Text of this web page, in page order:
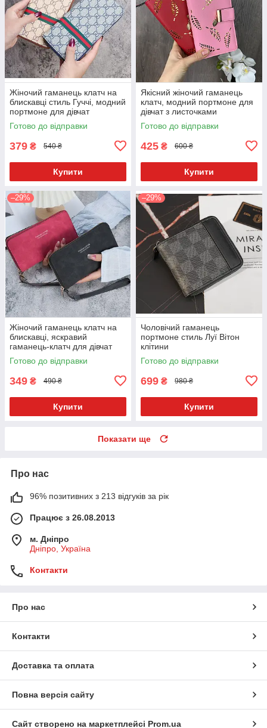
Жіночий гаманець клатч на
блискавці стиль Гуччі, модний
портмоне для дівчат
Готово до відправки
379 ₴ 540 ₴
Купити
Якісний жіночий гаманець
клатч, модний портмоне для
дівчат з листочками
Готово до відправки
425 ₴ 600 ₴
Купити
–29%
Жіночий гаманець клатч на
блискавці, яскравий
гаманець-клатч для дівчат
Готово до відправки
349 ₴ 490 ₴
Купити
–29%
Чоловічий гаманець
портмоне стиль Луї Вітон
клітини
Готово до відправки
699 ₴ 980 ₴
Купити
Показати ще
Про нас
96% позитивних з 213 відгуків за рік
Працює з 26.08.2013
м. Дніпро
Дніпро, Україна
Контакти
Про нас
Контакти
Доставка та оплата
Повна версія сайту
Сайт створено на маркетплейсі Prom.ua